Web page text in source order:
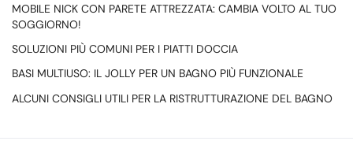
MOBILE NICK CON PARETE ATTREZZATA: CAMBIA VOLTO AL TUO
SOGGIORNO!
SOLUZIONI PIÙ COMUNI PER I PIATTI DOCCIA
BASI MULTIUSO: IL JOLLY PER UN BAGNO PIÙ FUNZIONALE
ALCUNI CONSIGLI UTILI PER LA RISTRUTTURAZIONE DEL BAGNO